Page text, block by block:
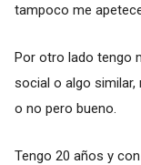
tampoco me
Por otro lado tengo
social o algo
o no pero bueno.
Tengo 20 años y